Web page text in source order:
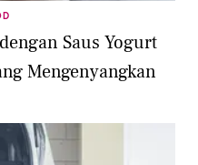
Saus Yogurt
Mengenyangkan